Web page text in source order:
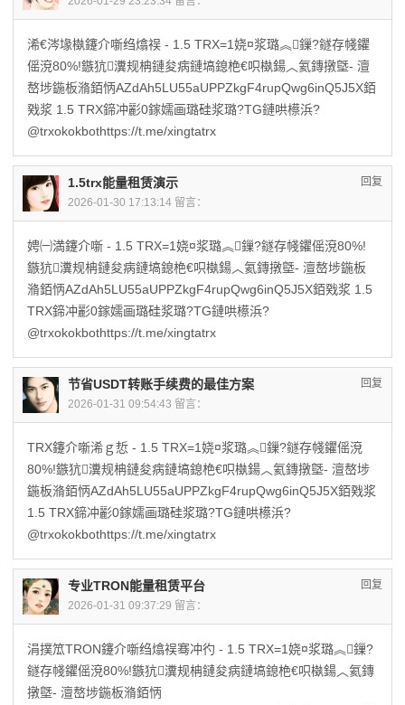
浠€涔堟槸鑳介噺绉熻祦 - 1.5 TRX=1娆¤浆璐︽鏁?鐩存帴鑺
傜渷80%!鏃犺瀵规柟鏈夋病鏈塙鎴栬€呮槸鍚︿氦鏄撴墍- 澶
嶅埗鍦板潃銆怲AZdAh5LU55aUPPZkgF4rupQwg6inQ5J5X銆
戣浆 1.5 TRX鍗冲彲0鎵嬬画璐硅浆璐?TG鏈哄櫒浜?
@trxokokbothttps://t.me/xingtatrx
1.5trx能量租赁演示
2026-01-30 17:13:14 留言：
回复
娉㈠満鑳介噺 - 1.5 TRX=1娆¤浆璐︽鏁?鐩存帴鑺傜渷80%!
鏃犺瀵规柟鏈夋病鏈塙鎴栬€呮槸鍚︿氦鏄撴墍- 澶嶅埗鍦板
潃銆怲AZdAh5LU55aUPPZkgF4rupQwg6inQ5J5X銆戣浆 1.5
TRX鍗冲彲0鎵嬬画璐硅浆璐?TG鏈哄櫒浜?
@trxokokbothttps://t.me/xingtatrx
节省USDT转账手续费的最佳方案
2026-01-31 09:54:43 留言：
回复
TRX鑳介噺浠ｇ悊 - 1.5 TRX=1娆¤浆璐︽鏁?鐩存帴鑺傜渷
80%!鏃犺瀵规柟鏈夋病鏈塙鎴栬€呮槸鍚︿氦鏄撴墍- 澶嶅埗
鍦板潃銆怲AZdAh5LU55aUPPZkgF4rupQwg6inQ5J5X銆戣浆
1.5 TRX鍗冲彲0鎵嬬画璐硅浆璐?TG鏈哄櫒浜?
@trxokokbothttps://t.me/xingtatrx
专业TRON能量租赁平台
2026-01-31 09:37:29 留言：
回复
涓撲笟TRON鑳介噺绉熻祦骞冲彴 - 1.5 TRX=1娆¤浆璐︽鏁?
鐩存帴鑺傜渷80%!鏃犺瀵规柟鏈夋病鏈塙鎴栬€呮槸鍚︿氦鏄
撴墍- 澶嶅埗鍦板潃銆怲